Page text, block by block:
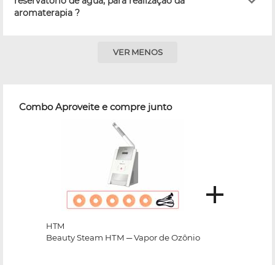
aromaterapia ?
VER MENOS
Combo Aproveite e compre junto
HTM
Beauty Steam HTM ─ Vapor de Ozônio